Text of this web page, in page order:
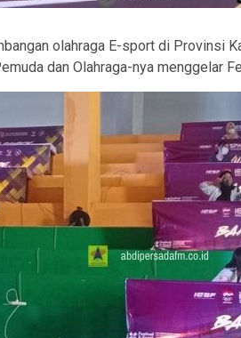
olahraga E-sport di Provinsi
dan Olahraga-nya menggelar